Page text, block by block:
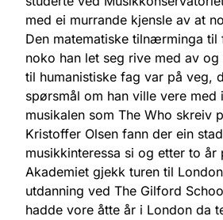
med ei murrande kjensle av at
Den matematiske tilnærminga til
noko han let seg rive med av
til humanistiske fag var på veg,
spørsmål om han ville vere med i
musikalen som The Who skreiv
Kristoffer Olsen fann der ein
musikkinteressa si og etter to år
Akademiet gjekk turen til
utdanning ved The Gilford
hadde vore åtte år i London da